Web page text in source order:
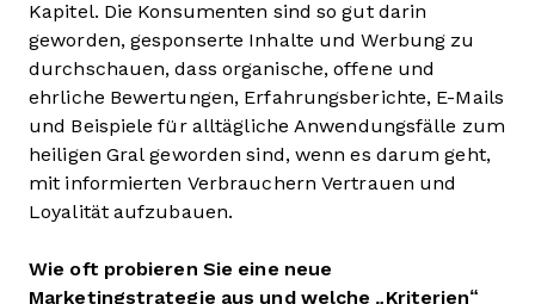
Kapitel. Die Konsumenten sind so gut darin
geworden, gesponserte Inhalte und Werbung zu
durchschauen, dass organische, offene und
ehrliche Bewertungen, Erfahrungsberichte, E-Mails
und Beispiele für alltägliche Anwendungsfälle zum
heiligen Gral geworden sind, wenn es darum geht,
mit informierten Verbrauchern Vertrauen und
Loyalität aufzubauen.
Wie oft probieren Sie eine neue
Marketingstrategie aus und welche „Kriterien“